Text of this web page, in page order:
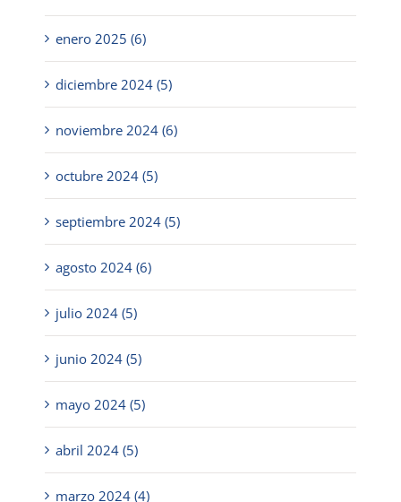
enero 2025 (6)
diciembre 2024 (5)
noviembre 2024 (6)
octubre 2024 (5)
septiembre 2024 (5)
agosto 2024 (6)
julio 2024 (5)
junio 2024 (5)
mayo 2024 (5)
abril 2024 (5)
marzo 2024 (4)